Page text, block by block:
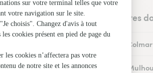
Les fleuristes
Fleuristes à Colmar
Fleuristes à